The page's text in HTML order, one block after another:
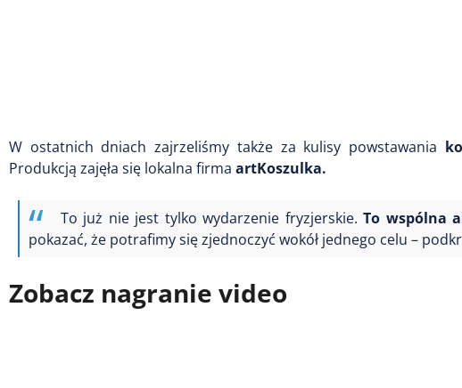
W ostatnich dniach zajrzeliśmy także za kulisy powstawania
Produkcją zajęła się lokalna firma artKoszulka.
To już nie jest tylko wydarzenie fryzjerskie.To wspólna
pokazać, że potrafimy się zjednoczyć wokół jednego celu –
Zobacz nagranie video